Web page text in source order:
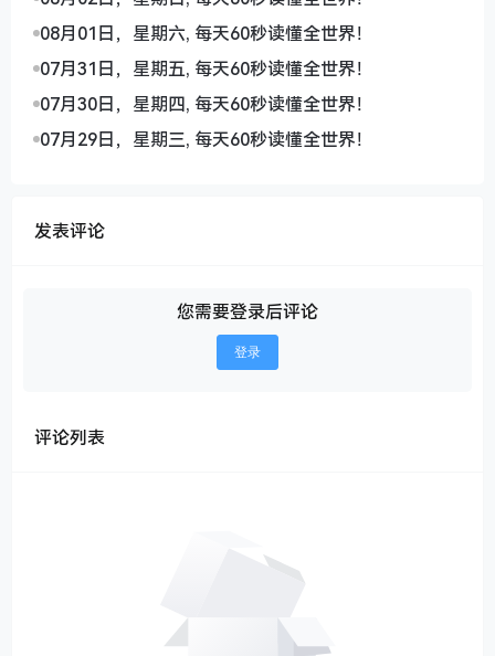
08月01日，星期六, 每天60秒读懂全世界！
07月31日，星期五, 每天60秒读懂全世界！
07月30日，星期四, 每天60秒读懂全世界！
07月29日，星期三, 每天60秒读懂全世界！
发表评论
您需要登录后评论
登录
评论列表